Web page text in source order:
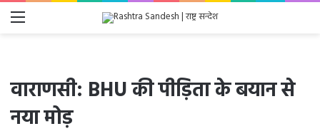
Menu
वाराणसी: BHU की पीड़िता के बयान से
नया मोड़